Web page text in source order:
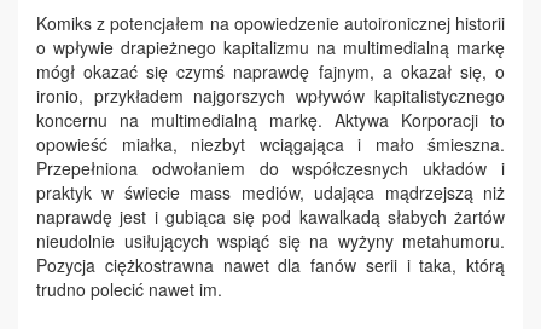
Komiks z potencjałem na opowiedzenie autoironicznej historii
o wpływie drapieżnego kapitalizmu na multimedialną markę
mógł okazać się czymś naprawdę fajnym, a okazał się, o
ironio, przykładem najgorszych wpływów kapitalistycznego
koncernu na multimedialną markę. Aktywa Korporacji to
opowieść miałka, niezbyt wciągająca i mało śmieszna.
Przepełniona odwołaniem do współczesnych układów i
praktyk w świecie mass mediów, udająca mądrzejszą niż
naprawdę jest i gubiąca się pod kawalkadą słabych żartów
nieudolnie usiłujących wspiąć się na wyżyny metahumoru.
Pozycja ciężkostrawna nawet dla fanów serii i taka, którą
trudno polecić nawet im.